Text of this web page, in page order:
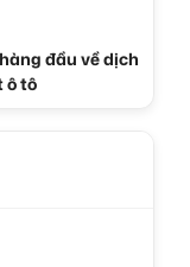
đầu về dịch
ô tô